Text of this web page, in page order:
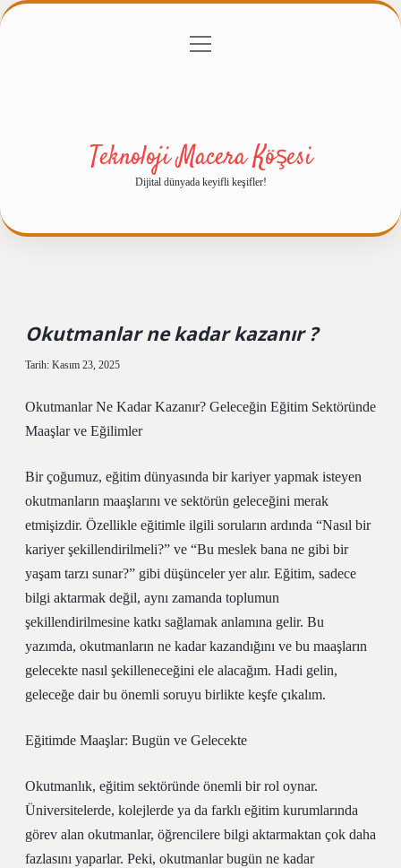
Gizlilik Politikası
menüyü
Teknoloji Macera Köşesi
Dijital dünyada keyifli keşifler!
Okutmanlar ne kadar kazanır ?
Tarih: Kasım 23, 2025
Okutmanlar Ne Kadar Kazanır? Geleceğin Eğitim Sektöründe
Maaşlar ve Eğilimler
Bir çoğumuz, eğitim dünyasında bir kariyer yapmak isteyen
okutmanların maaşlarını ve sektörün geleceğini merak
etmişizdir. Özellikle eğitimle ilgili soruların ardında “Nasıl bir
kariyer şekillendirilmeli?” ve “Bu meslek bana ne gibi bir
yaşam tarzı sunar?” gibi düşünceler yer alır. Eğitim, sadece
bilgi aktarmak değil, aynı zamanda toplumun
şekillendirilmesine katkı sağlamak anlamına gelir. Bu
yazımda, okutmanların ne kadar kazandığını ve bu maaşların
gelecekte nasıl şekilleneceğini ele alacağım. Hadi gelin,
geleceğe dair bu önemli soruyu birlikte keşfe çıkalım.
Eğitimde Maaşlar: Bugün ve Gelecekte
Okutmanlık, eğitim sektöründe önemli bir rol oynar.
Üniversitelerde, kolejlerde ya da farklı eğitim kurumlarında
görev alan okutmanlar, öğrencilere bilgi aktarmaktan çok daha
fazlasını yaparlar. Peki, okutmanlar bugün ne kadar